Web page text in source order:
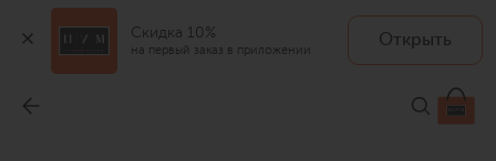
Скидка 10%
на первый заказ в приложении
Открыть
99 500 ₽